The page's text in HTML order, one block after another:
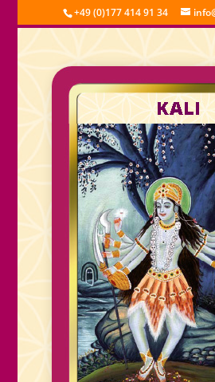
+49 (0)177 414 91 34